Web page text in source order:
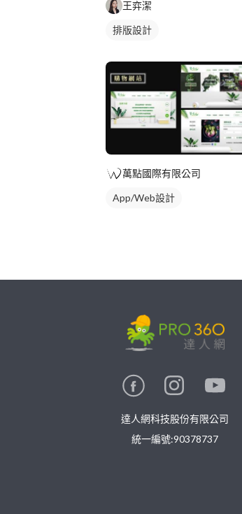
王弈潔
排版設計
萬點國際有限公司
App/Web設計
達人網科技股份有限公司
統一編號:90378737